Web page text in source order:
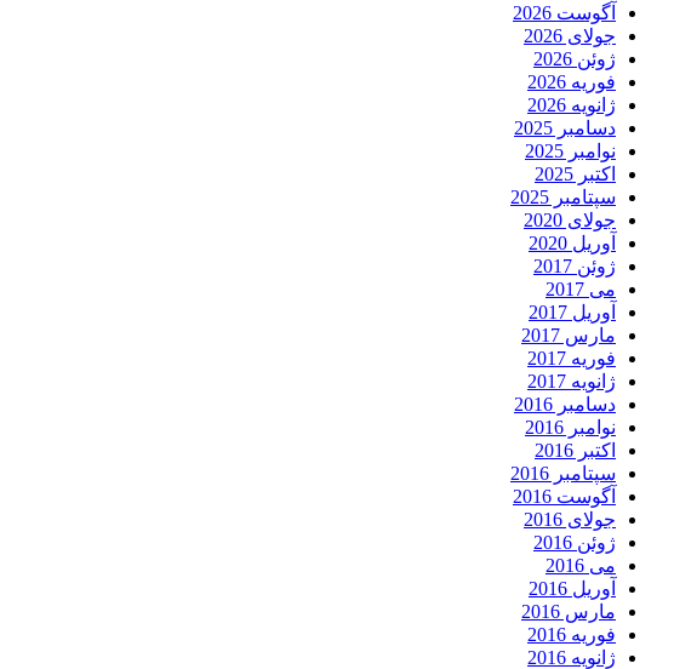
آگوست 2026
جولای 2026
ژوئن 2026
فوریه 2026
ژانویه 2026
دسامبر 2025
نوامبر 2025
اکتبر 2025
سپتامبر 2025
جولای 2020
آوریل 2020
ژوئن 2017
می 2017
آوریل 2017
مارس 2017
فوریه 2017
ژانویه 2017
دسامبر 2016
نوامبر 2016
اکتبر 2016
سپتامبر 2016
آگوست 2016
جولای 2016
ژوئن 2016
می 2016
آوریل 2016
مارس 2016
فوریه 2016
ژانویه 2016